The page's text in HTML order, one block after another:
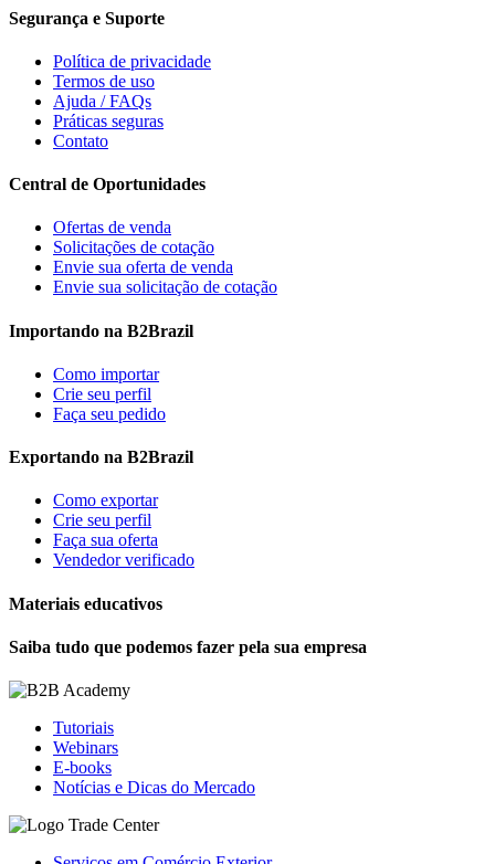
Segurança e Suporte
Política de privacidade
Termos de uso
Ajuda / FAQs
Práticas seguras
Contato
Central de Oportunidades
Ofertas de venda
Solicitações de cotação
Envie sua oferta de venda
Envie sua solicitação de cotação
Importando na B2Brazil
Como importar
Crie seu perfil
Faça seu pedido
Exportando na B2Brazil
Como exportar
Crie seu perfil
Faça sua oferta
Vendedor verificado
Materiais educativos
Saiba tudo que podemos fazer pela sua empresa
Tutoriais
Webinars
E-books
Notícias e Dicas do Mercado